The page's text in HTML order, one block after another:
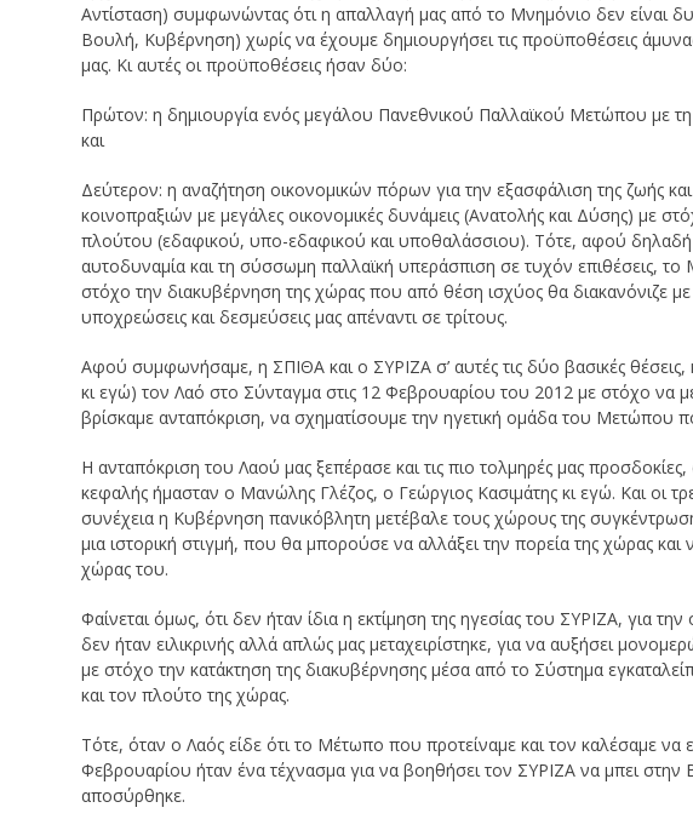
Αντίσταση) συμφωνώντας ότι η απαλλαγή μας από το Μνημόνιο δεν είναι
Βουλή, Κυβέρνηση) χωρίς να έχουμε δημιουργήσει τις προϋποθέσεις
μας. Κι αυτές οι προϋποθέσεις ήσαν δύο:
Πρώτον: η δημιουργία ενός μεγάλου Πανεθνικού Παλλαϊκού Μετώπου με
και
Δεύτερον: η αναζήτηση οικονομικών πόρων για την εξασφάλιση της ζωής
κοινοπραξιών με μεγάλες οικονομικές δυνάμεις (Ανατολής και Δύσης) με
πλούτου (εδαφικού, υπο-εδαφικού και υποθαλάσσιου). Τότε, αφού δηλαδή
αυτοδυναμία και τη σύσσωμη παλλαϊκή υπεράσπιση σε τυχόν επιθέσεις,
στόχο την διακυβέρνηση της χώρας που από θέση ισχύος θα διακανόνιζε με
υποχρεώσεις και δεσμεύσεις μας απέναντι σε τρίτους.
Αφού συμφωνήσαμε, η ΣΠΙΘΑ και ο ΣΥΡΙΖΑ σ’ αυτές τις δύο βασικές
κι εγώ) τον Λαό στο Σύνταγμα στις 12 Φεβρουαρίου του 2012 με στόχο να
βρίσκαμε ανταπόκριση, να σχηματίσουμε την ηγετική ομάδα του Μετώπου
Η ανταπόκριση του Λαού μας ξεπέρασε και τις πιο τολμηρές μας
κεφαλής ήμασταν ο Μανώλης Γλέζος, ο Γεώργιος Κασιμάτης κι εγώ. Και οι
συνέχεια η Κυβέρνηση πανικόβλητη μετέβαλε τους χώρους της
μια ιστορική στιγμή, που θα μπορούσε να αλλάξει την πορεία της χώρας
χώρας του.
Φαίνεται όμως, ότι δεν ήταν ίδια η εκτίμηση της ηγεσίας του ΣΥΡΙΖΑ, για
δεν ήταν ειλικρινής αλλά απλώς μας μεταχειρίστηκε, για να αυξήσει
με στόχο την κατάκτηση της διακυβέρνησης μέσα από το Σύστημα
και τον πλούτο της χώρας.
Τότε, όταν ο Λαός είδε ότι το Μέτωπο που προτείναμε και τον καλέσαμε να
Φεβρουαρίου ήταν ένα τέχνασμα για να βοηθήσει τον ΣΥΡΙΖΑ να μπει στην
αποσύρθηκε.